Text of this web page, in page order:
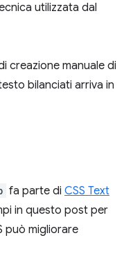
utilizzata dal
creazione manuale di
bilanciati arriva in
fa parte di CSS Text
in questo post per
può migliorare